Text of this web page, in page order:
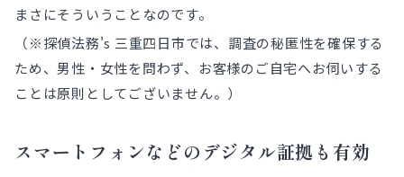
まさにそういうことなのです。
（※探偵法務's 三重四日市では、調査の秘匿性を確保する
ため、男性・女性を問わず、お客様のご自宅へお伺いする
ことは原則としてございません。）
スマートフォンなどのデジタル証拠も有効